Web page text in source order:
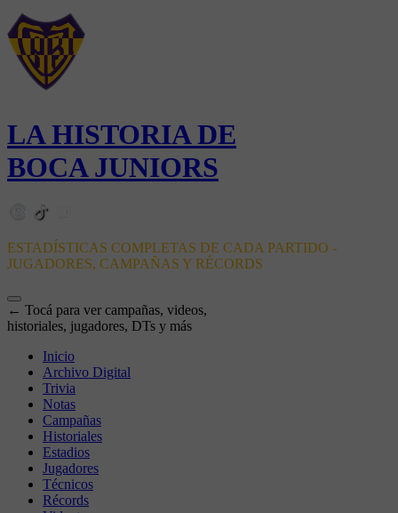
LA HISTORIA DE
BOCA JUNIORS
ESTADÍSTICAS COMPLETAS DE CADA PARTIDO -
JUGADORES, CAMPAÑAS Y RÉCORDS
← Tocá para ver campañas, videos,
historiales, jugadores, DTs y más
Inicio
Archivo Digital
Trivia
Notas
Campañas
Historiales
Estadios
Jugadores
Técnicos
Récords